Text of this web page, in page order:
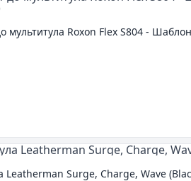
мультитула Roxon Flex S804 -
Leatherman Surge, Charge, Wave